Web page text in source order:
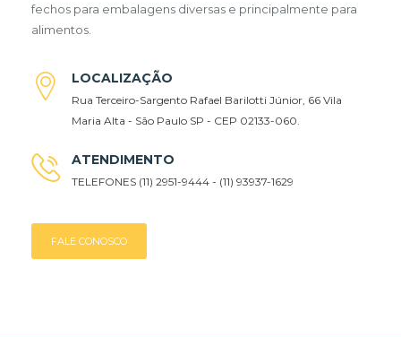
fechos para embalagens diversas e principalmente para
alimentos.
LOCALIZAÇÃO
Rua Terceiro-Sargento Rafael Barilotti Júnior, 66 Vila
Maria Alta - São Paulo SP - CEP 02133-060.
ATENDIMENTO
TELEFONES (11) 2951-9444 - (11) 93937-1629
FALE CONOSCO